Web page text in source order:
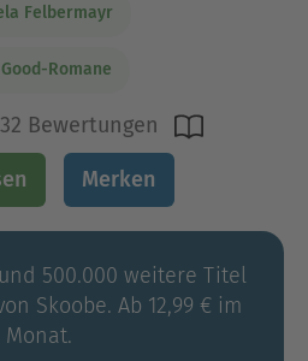
Felbermayr
Romane
32 Bewertungen
Merken
500.000 weitere Titel
Skoobe. Ab 12,99 € im
Monat.